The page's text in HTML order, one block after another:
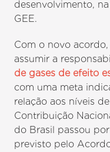
desenvolvimento,
GEE.
Com o novo
assumir a
de gases de efeito
com uma meta
relação aos níveis
Contribuição
do Brasil passou
previsto pelo